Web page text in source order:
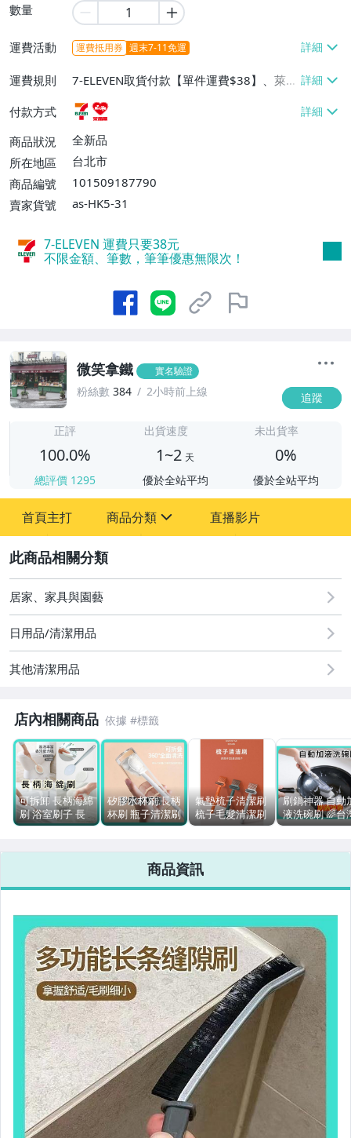
數量
運費活動 運費抵用券 週末7-11免運
運費規則
7-ELEVEN取貨付款【單件運費$38】、萊爾
富取貨付款【單件運費$60】
付款方式
商品狀況
全新品
所在地區
台北市
商品編號
101509187790
賣家貨號
as-HK5-31
7-ELEVEN 運費只要38元
不限金額、筆數，筆筆優惠無限次！
微笑拿鐵 實名驗證
粉絲數 384 2小時前上線 追蹤
正評
100.0%
總評價 1295
出貨速度
1~2 天
優於全站平均
未出貨率
0%
優於全站平均
首頁主打 商品分類
圖書/影音/文具
手機、配件與通訊
美容保養與彩妝
運動、戶外與休閒
嬰幼兒與孕婦
寵物用品與水族
汽機車精品百貨
居家、家具與園藝
男性精品與服飾
女裝與服飾配件
手錶與飾品配件
女包精品與女鞋
家電與影音視聽
直播影片
居家、家具與園藝
日用品/清潔用品
其他清潔用品
店內相關商品
可拆卸 長柄海綿
刷 浴室刷子 長
柄海綿擦 顏色隨
矽膠水杯刷 長柄
杯刷 瓶子清潔刷
矽膠杯刷 奶瓶刷
氣墊梳子清潔刷
梳子毛髮清潔刷
梳子清潔爪 梳子
刷鍋神器 自動
液洗碗刷 🌈台
出貨 長柄清潔
清潔刷 懶人清
商品資訊